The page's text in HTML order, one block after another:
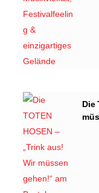
Die